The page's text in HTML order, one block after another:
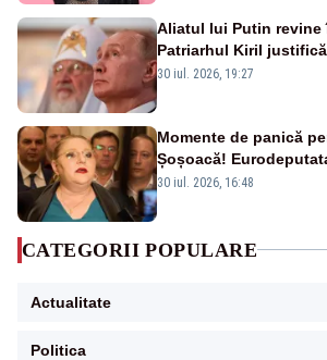
Aliatul lui Putin revine
Patriarhul Kiril
nouă carte
30 iul. 2026, 19:27
Momente de panică
Șoșoacă!
un accident rutier
30 iul. 2026, 16:48
CATEGORII POPULARE
Actualitate
Politica